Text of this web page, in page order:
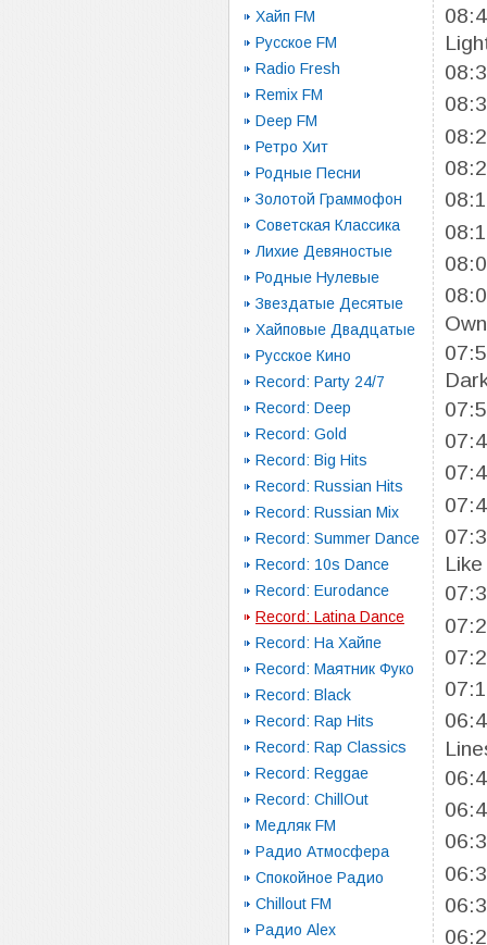
Хайп FM
Русское FM
Radio Fresh
Remix FM
Deep FM
Ретро Хит
Родные Песни
Золотой Граммофон
Советская Классика
Лихие Девяностые
Родные Нулевые
Звездатые Десятые
Хайповые Двадцатые
Русское Кино
Record: Party 24/7
Record: Deep
Record: Gold
Record: Big Hits
Record: Russian Hits
Record: Russian Mix
Record: Summer Dance
Record: 10s Dance
Record: Eurodance
Record: Latina Dance
Record: На Хайпе
Record: Маятник Фуко
Record: Black
Record: Rap Hits
Record: Rap Classics
Record: Reggae
Record: ChillOut
Медляк FM
Радио Атмосфера
Спокойное Радио
Chillout FM
Радио Alex